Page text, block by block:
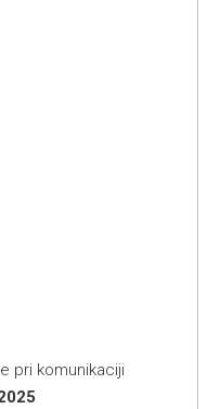
pri komunikaciji